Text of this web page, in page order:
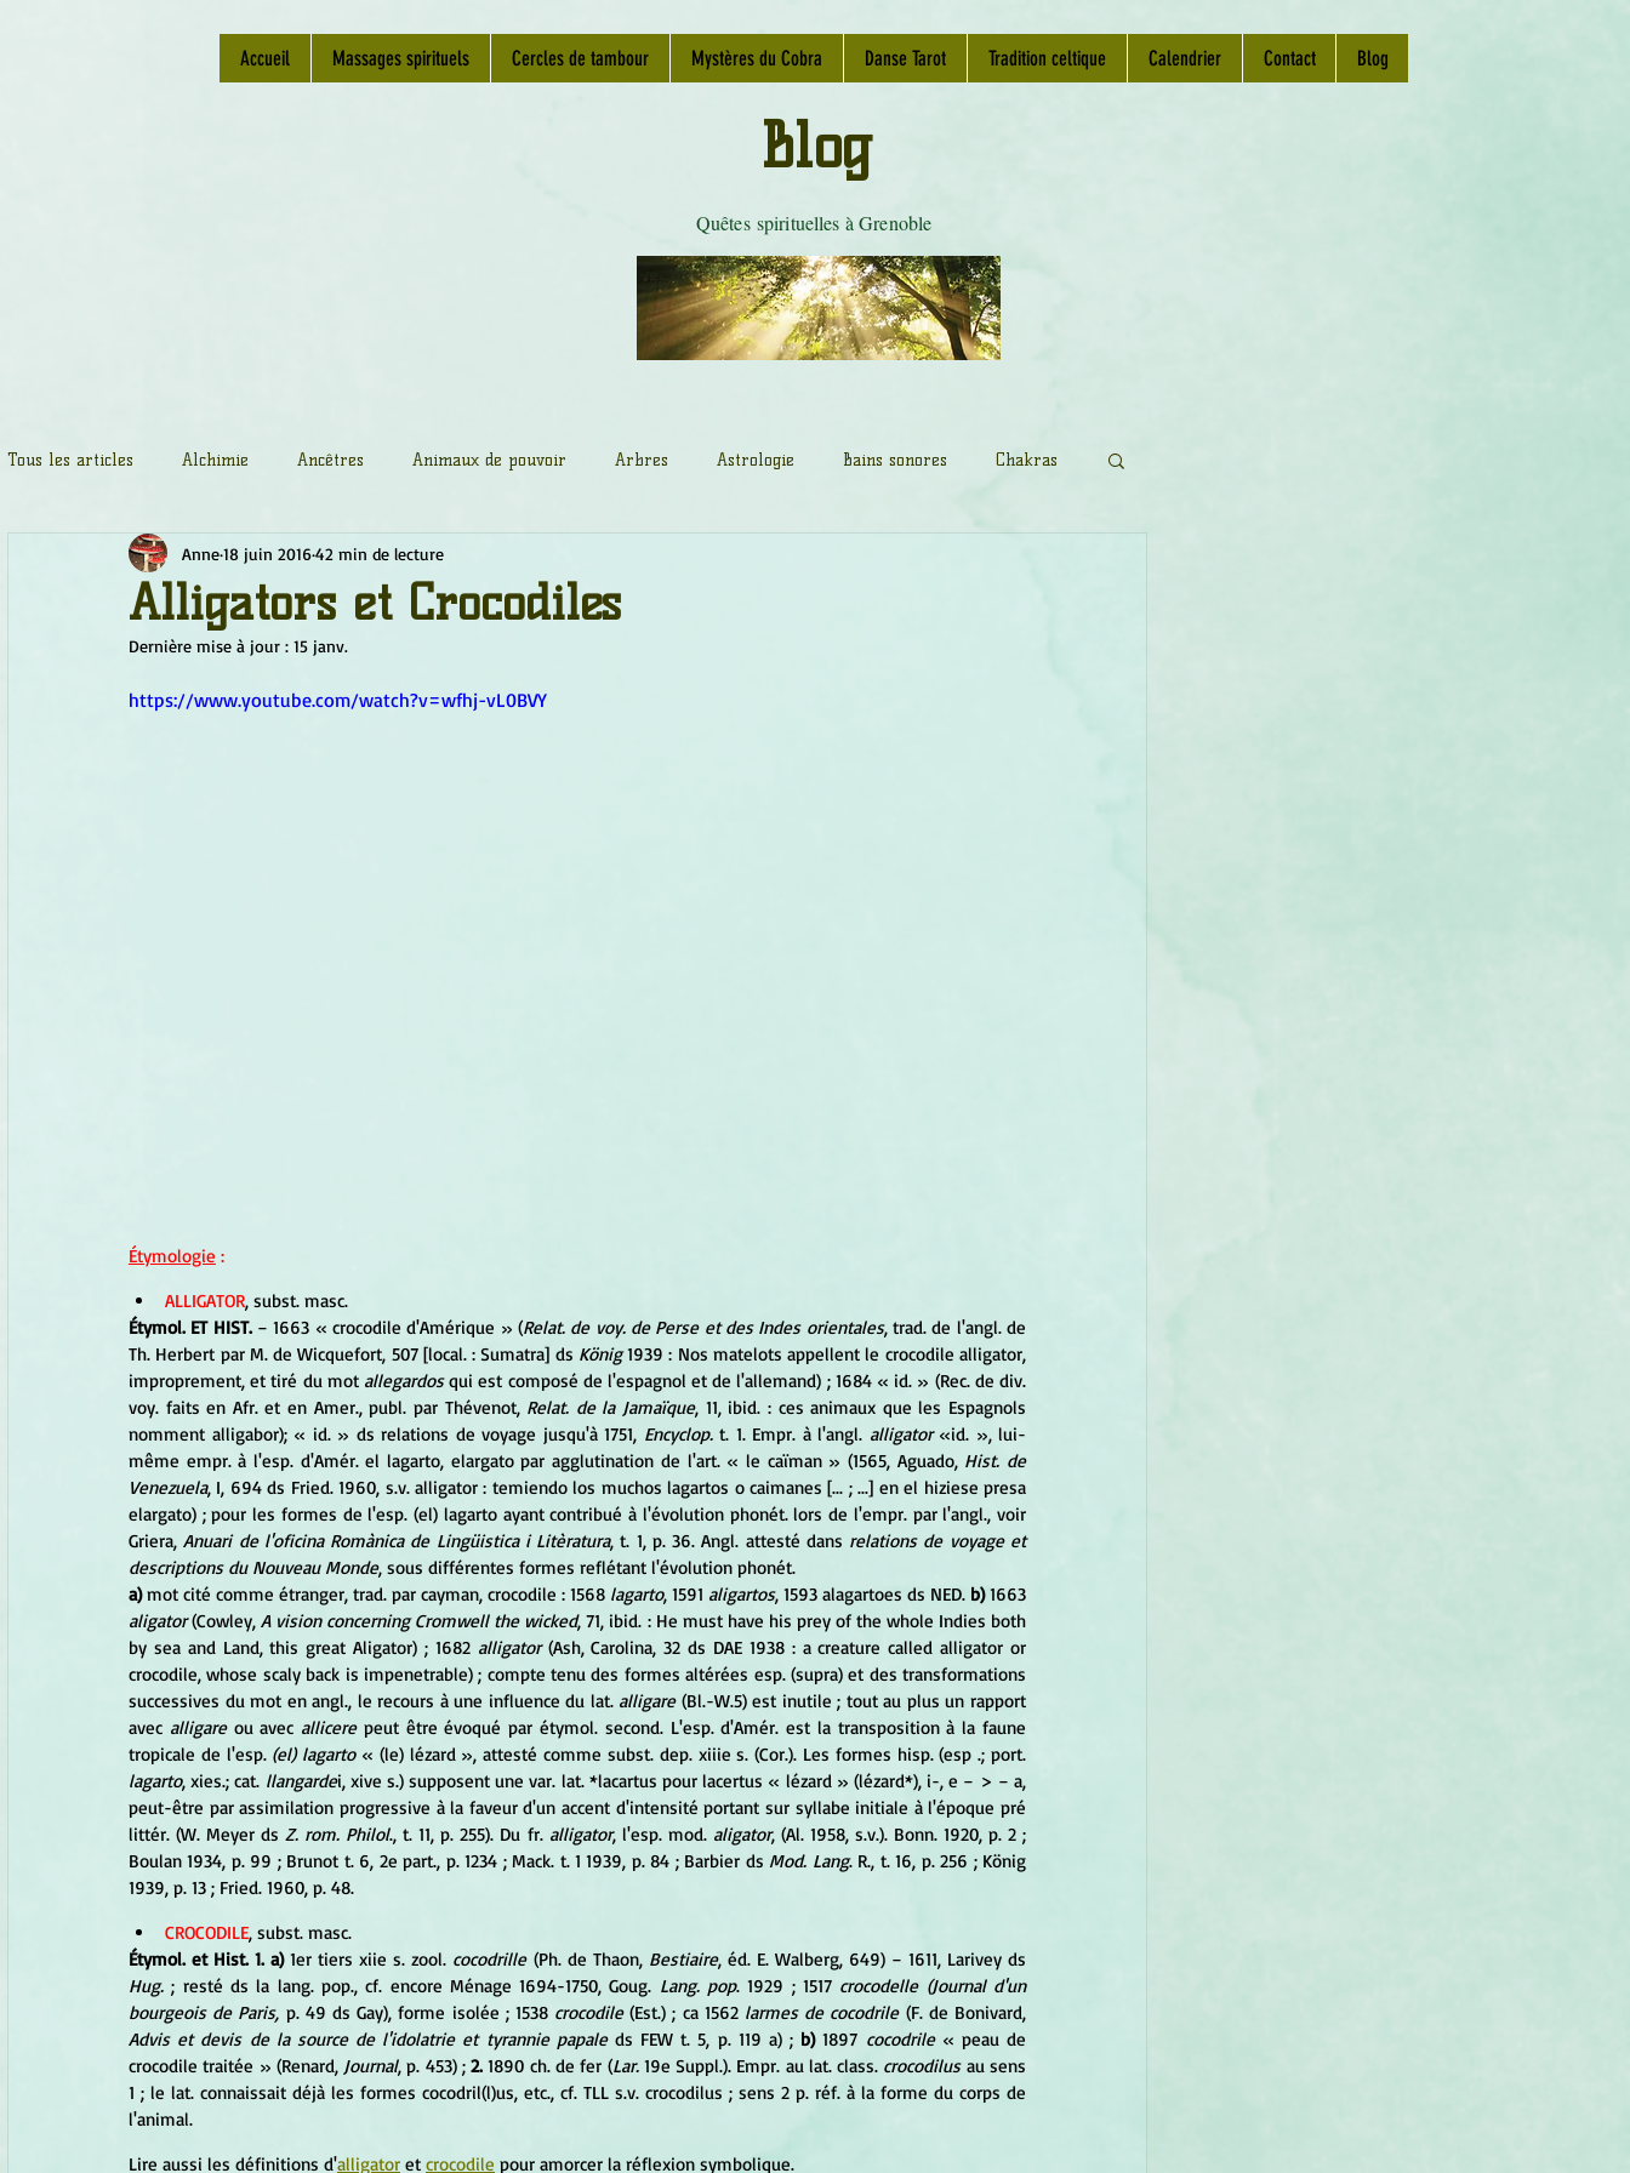
Accueil Massages spirituels Cercles de tambour Mystères du Cobra Danse Tarot Tradition celtique Calendrier Contact Blog
Quêtes spirituelles à Grenoble
Blog
Tous les articles Alchimie Ancêtres Animaux de pouvoir Arbres Astrologie Bains sonores Chakras
Chamanisme Champignons Conscience
Fleurs de Bach Géométrie sacrée
Alligators et Crocodiles
Anne18 juin 201642 min de lecture
Dernière mise à jour : 15 janv.
https://www.youtube.com/watch?v=wfhj-vL0BVY
Étymologie :
ALLIGATOR, subst. masc.
Étymol. ET HIST. − 1663 « crocodile d'Amérique » (Relat. de voy. de Perse et des Indes orientales, trad. de l'angl. de
Th. Herbert par M. de Wicquefort, 507 [local. : Sumatra] ds König 1939 : Nos matelots appellent le crocodile alligator,
improprement, et tiré du mot allegardos qui est composé de l'espagnol et de l'allemand) ; 1684 « id. » (Rec. de div.
voy. faits en Afr. et en Amer., publ. par Thévenot, Relat. de la Jamaïque, 11, ibid. : ces animaux que les Espagnols
nomment alligabor); « id. » ds relations de voyage jusqu'à 1751, Encyclop. t. 1. Empr. à l'angl. alligator «id. », lui-
même empr. à l'esp. d'Amér. el lagarto, elargato par agglutination de l'art. « le caïman » (1565, Aguado, Hist. de
Venezuela, I, 694 ds Fried. 1960, s.v. alligator : temiendo los muchos lagartos o caimanes [... ; ...] en el hiziese presa
elargato) ; pour les formes de l'esp. (el) lagarto ayant contribué à l'évolution phonét. lors de l'empr. par l'angl., voir
Griera, Anuari de l'oficina Romànica de Lingüistica i Litèratura, t. 1, p. 36. Angl. attesté dans relations de voyage et
descriptions du Nouveau Monde, sous différentes formes reflétant l'évolution phonét.
a) mot cité comme étranger, trad. par cayman, crocodile : 1568 lagarto, 1591 aligartos, 1593 alagartoes ds NED. b) 1663
aligator (Cowley, A vision concerning Cromwell the wicked, 71, ibid. : He must have his prey of the whole Indies both
by sea and Land, this great Aligator) ; 1682 alligator (Ash, Carolina, 32 ds DAE 1938 : a creature called alligator or
crocodile, whose scaly back is impenetrable) ; compte tenu des formes altérées esp. (supra) et des transformations
successives du mot en angl., le recours à une influence du lat. alligare (Bl.-W.5) est inutile ; tout au plus un rapport
avec alligare ou avec allicere peut être évoqué par étymol. second. L'esp. d'Amér. est la transposition à la faune
tropicale de l'esp. (el) lagarto
lagarto, xies.; cat. llangardei, xive s.) supposent une var. lat. *lacartus pour lacertus « lézard » (lézard*), i-, e − > − a,
peut-être par assimilation progressive à la faveur d'un accent d'intensité portant sur syllabe initiale à l'époque pré
littér. (W. Meyer ds Z. rom. Philol., t. 11, p. 255). Du fr. alligator, l'esp. mod. aligator, (Al. 1958, s.v.). Bonn. 1920, p. 2 ;
Boulan 1934, p. 99 ; Brunot t. 6, 2e part., p. 1234 ; Mack. t. 1 1939, p. 84 ; Barbier ds Mod. Lang. R., t. 16, p. 256 ; König
1939, p. 13 ; Fried. 1960, p. 48.
CROCODILE, subst. masc.
Étymol. et Hist. 1. a) 1er tiers xiie s. zool. cocodrille (Ph. de Thaon, Bestiaire, éd. E. Walberg, 649) − 1611, Larivey ds
Hug. ; resté ds la lang. pop., cf. encore Ménage 1694-1750, Goug. Lang. pop. 1929 ; 1517 crocodelle (Journal d'un
bourgeois de Paris, p. 49 ds Gay), forme isolée ; 1538 crocodile (Est.) ; ca 1562 larmes de cocodrile
Advis et devis de la source de l'idolatrie et tyrannie papale ds FEW t. 5, p. 119 a) ; b) 1897 cocodrile « peau de
crocodile traitée » (Renard, Journal, p. 453) ; 2. 1890 ch. de fer (Lar. 19e Suppl.). Empr. au lat. class. crocodilus au sens
1 ; le lat. connaissait déjà les formes cocodril(l)us, etc., cf. TLL s.v. crocodilus ; sens 2 p. réf. à la forme du corps de
l'animal.
Lire aussi les définitions d'alligator et crocodile pour amorcer la réflexion symbolique.